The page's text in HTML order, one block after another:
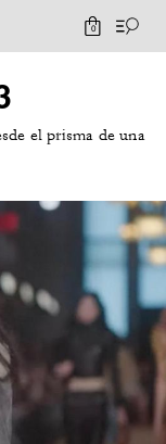
0
el prisma de una